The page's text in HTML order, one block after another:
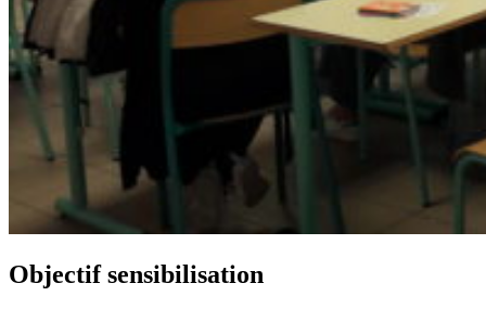
Objectif sensibilisation